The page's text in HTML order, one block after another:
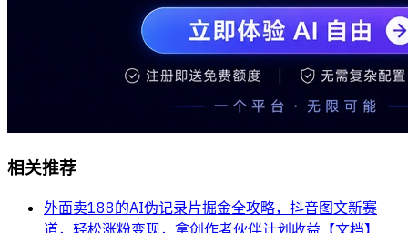
相关推荐
外面卖188的AI伪记录片掘金全攻略，抖音图文新赛
道，轻松涨粉变现，拿创作者伙伴计划收益【文档】